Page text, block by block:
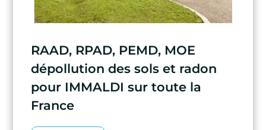
RAAD, RPAD, PEMD, MOE
dépollution des sols et radon
pour IMMALDI sur toute la
France